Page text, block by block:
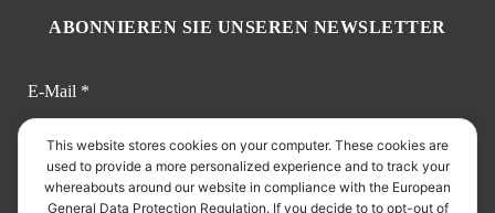
ABONNIEREN SIE UNSEREN NEWSLETTER
E-Mail *
This website stores cookies on your computer. These cookies are
used to provide a more personalized experience and to track your
whereabouts around our website in compliance with the European
General Data Protection Regulation. If you decide to to opt-out of